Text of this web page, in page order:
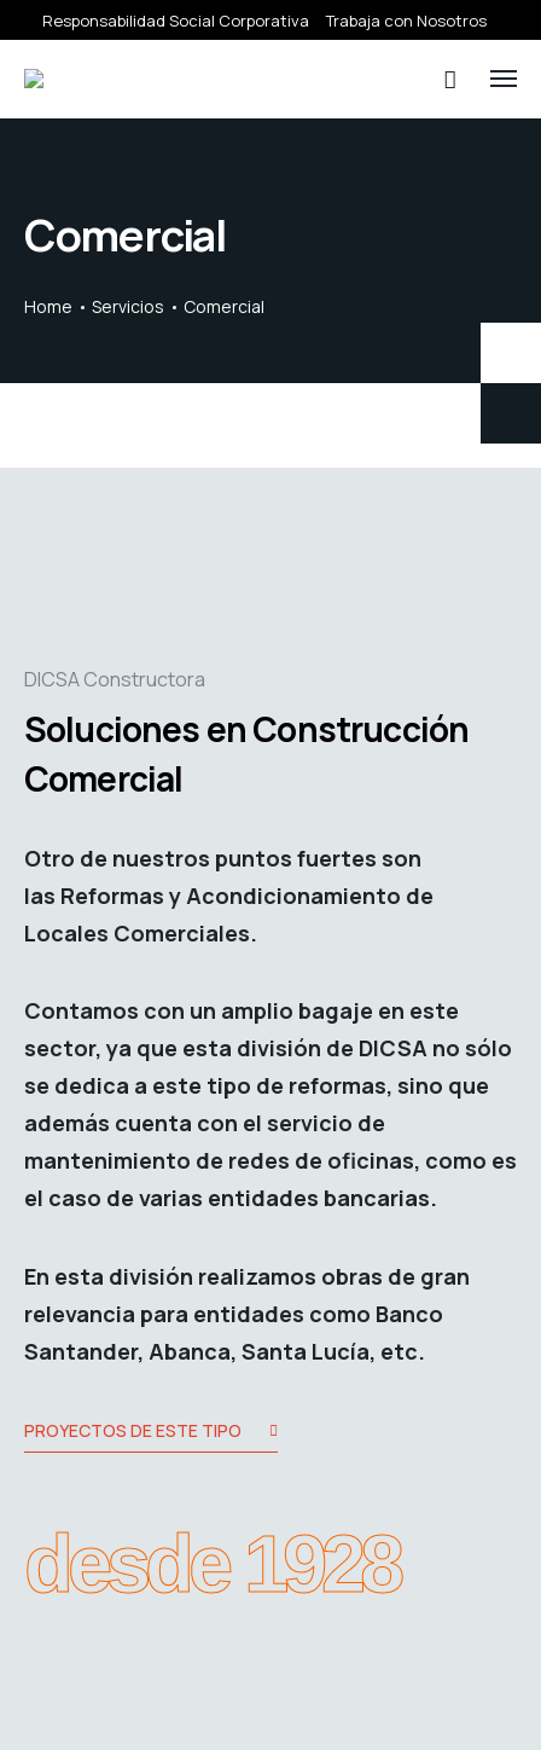
Responsabilidad Social Corporativa Trabaja con Nosotros
Comercial
Home Servicios Comercial
DICSA Constructora
Soluciones en Construcción
Comercial
Otro de nuestros puntos fuertes son
las Reformas y Acondicionamiento de
Locales Comerciales.
Contamos con un amplio bagaje en este
sector, ya que esta división de DICSA no sólo
se dedica a este tipo de reformas, sino que
además cuenta con el servicio de
mantenimiento de redes de oficinas, como es
el caso de varias entidades bancarias.
En esta división realizamos obras de gran
relevancia para entidades como Banco
Santander, Abanca, Santa Lucía, etc.
PROYECTOS DE ESTE TIPO
desde 1928